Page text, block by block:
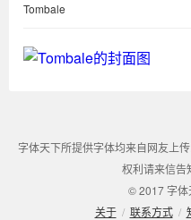
Tombale
字体天下所提供字体均来自网友上
权利请来信告
© 2017 字体
关于 / 联系方式 /